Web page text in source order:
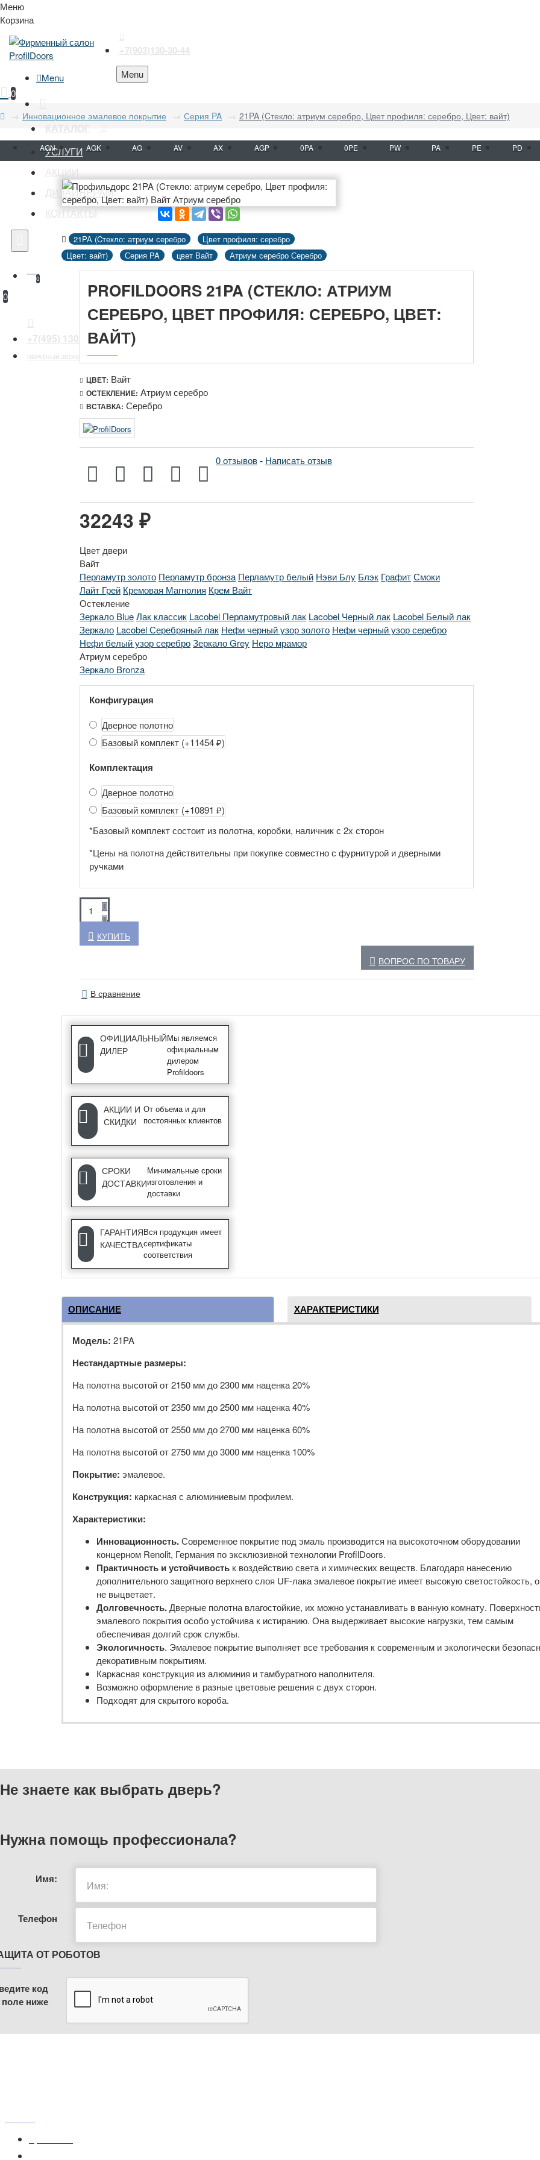
Меню
Корзина
Menu
КАТАЛОГ
УСЛУГИ
АКЦИИ
ДИЗАЙНЕРАМ
КОНТАКТЫ
0
0
+7(495) 130 30 44
ОБРАТНЫЙ ЗВОНОК
+7(903)130-30-44
Menu
0
Инновационное эмалевое покрытие Серия PA 21PA (Cтекло: атриум серебро, Цвет профиля: серебро, Цвет: вайт)
AGN AGK AG AV AX AGP 0PA 0PE PW PA PE PD
21PA (Cтекло: атриум серебро
Цвет профиля: серебро
Цвет: вайт)
Серия PA цвет Вайт Атриум серебро Серебро
PROFILDOORS 21PA (CТЕКЛО: АТРИУМ
СЕРЕБРО, ЦВЕТ ПРОФИЛЯ: СЕРЕБРО, ЦВЕТ:
ВАЙТ)
ЦВЕТ: Вайт
ОСТЕКЛЕНИЕ: Атриум серебро
ВСТАВКА: Серебро
0 отзывов- Написать отзыв
32243 ₽
Цвет двери
Вайт
Перламутр золото Перламутр бронза Перламутр белый Нэви Блу Блэк ГрафитСмоки
Лайт Грей Кремовая Магнолия Крем Вайт
Остекление
Зеркало BlueЛак классик Lacobel Перламутровый лак Lacobel Черный лак Lacobel Белый лак
Зеркало Lacobel Серебряный лак Нефи черный узор золото Нефи черный узор серебро
Нефи белый узор сереброЗеркало Grey Неро мрамор
Атриум серебро
Зеркало Bronza
Конфигурация
Дверное полотно
Базовый комплект (+11454 ₽)
Комплектация
Дверное полотно
Базовый комплект (+10891 ₽)
*Базовый комплект состоит из полотна, коробки, наличник с 2х сторон
*Цены на полотна действительны при покупке совместно с фурнитурой и дверными
ручками
КУПИТЬ
ВОПРОС ПО ТОВАРУ
В сравнение
ОФИЦИАЛЬНЫЙ
ДИЛЕР
Мы являемся
официальным
дилером
Profildoors
АКЦИИ И
СКИДКИ
От объема и для
постоянных клиентов
СРОКИ
ДОСТАВКИ
Минимальные сроки
изготовления и
доставки
ГАРАНТИЯ
КАЧЕСТВА
Вся продукция имеет
сертификаты
соответствия
ОПИСАНИЕ ХАРАКТЕРИСТИКИ
Модель: 21PA
Нестандартные размеры:
На полотна высотой от 2150 мм до 2300 мм наценка 20%
На полотна высотой от 2350 мм до 2500 мм наценка 40%
На полотна высотой от 2550 мм до 2700 мм наценка 60%
На полотна высотой от 2750 мм до 3000 мм наценка 100%
Покрытие: эмалевое.
Конструкция: каркасная с алюминиевым профилем.
Характеристики:
Инновационность.Современное покрытие под эмаль производится на высокоточном оборудовании
концерном Renolit, Германия по эксклюзивной технологии ProfilDoors.
Практичность и устойчивость к воздействию света и химических веществ. Благодаря нанесению
дополнительного защитного верхнего слоя UF-лака эмалевое покрытие имеет высокую светостойкость,
не выцветает.
Долговечность.Дверные полотна влагостойкие, их можно устанавливать в ванную комнату.
эмалевого покрытия особо устойчива к истиранию. Она выдерживает высокие нагрузки, тем самым
обеспечивая долгий срок службы.
Экологичность. Эмалевое покрытие выполняет все требования к современным и экологически
декоративным покрытиям.
Каркасная конструкция из алюминия и тамбуратного наполнителя.
Возможно оформление в разные цветовые решения с двух сторон.
Подходят для скрытого короба.
Не знаете как выбрать дверь?
Нужна помощь профессионала?
Имя:
Телефон
ОТ РОБОТОВ
код
ниже